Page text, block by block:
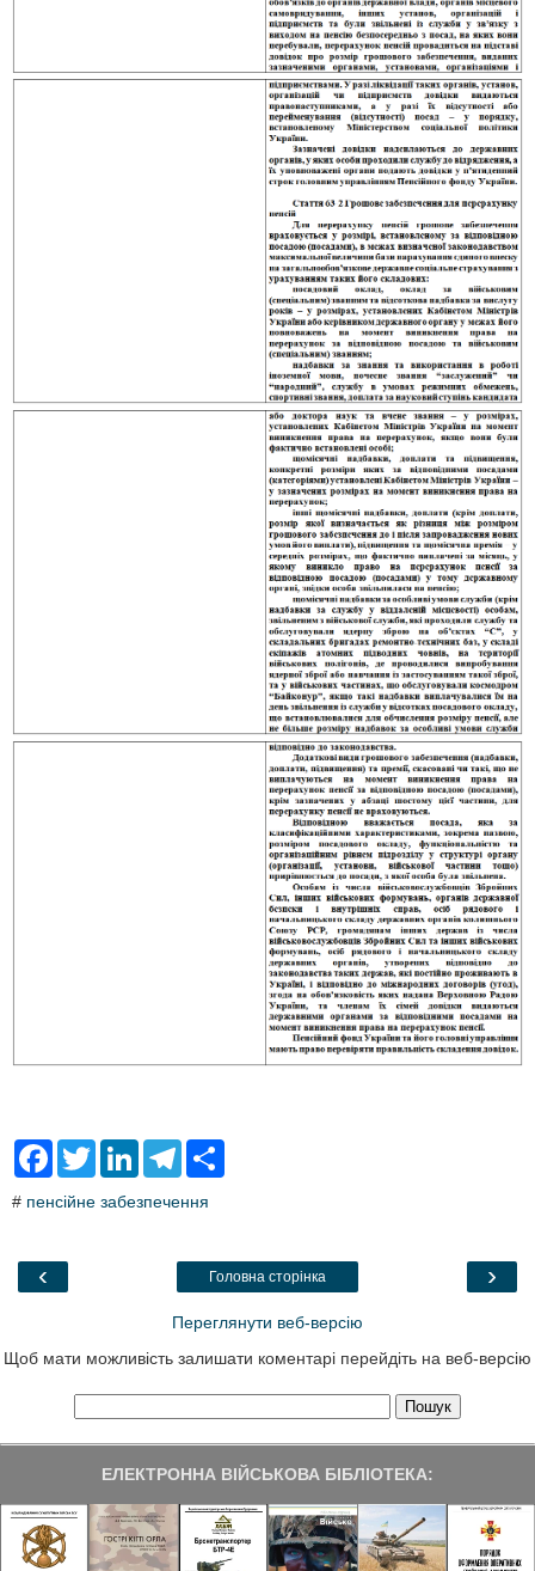
F
e
o
T
L
k
T
e
a
# пенсійне забезпечення
‹ ›
Головна сторінка
Переглянути веб-версію
Щоб мати можливість залишати коментарі перейдіть на веб-версію
ЕЛЕКТРОННА ВІЙСЬКОВА БІБЛІОТЕКА: